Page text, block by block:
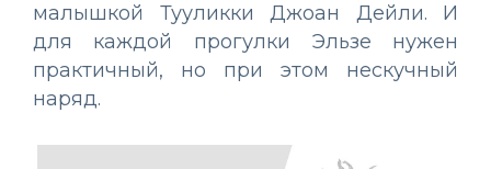
малышкой Тууликки Джоан Дейли. И
для каждой прогулки Эльзе нужен
практичный, но при этом нескучный
наряд.